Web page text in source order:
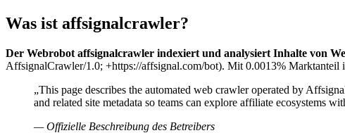
Was ist affsignalcrawler?
Der Webrobot affsignalcrawler indexiert und analysiert Inhalte von
AffsignalCrawler/1.0; +https://affsignal.com/bot). Mit 0.0013% Marktanteil
„This page describes the automated web crawler operated by
and related site metadata so teams can explore affiliate ecosystems
— Offizielle Beschreibung des Betreibers